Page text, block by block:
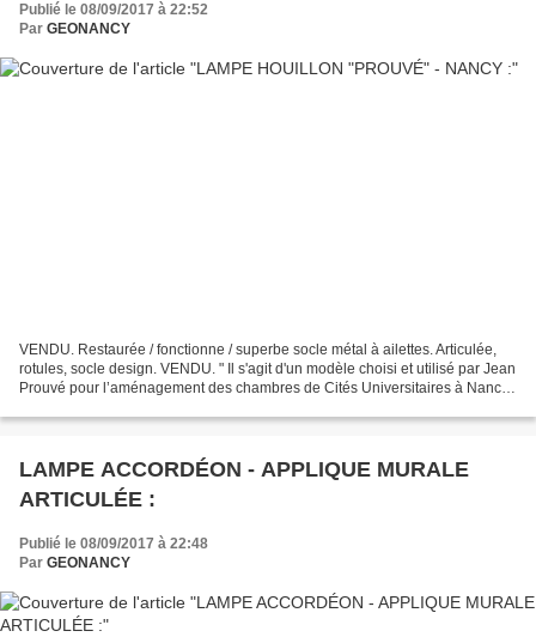
Publié le 08/09/2017 à 22:52
Par GEONANCY
VENDU. Restaurée / fonctionne / superbe socle métal à ailettes. Articulée,
rotules, socle design. VENDU. " Il s'agit d'un modèle choisi et utilisé par Jean
Prouvé pour l’aménagement des chambres de Cités Universitaires à Nancy.
LAMPE ACCORDÉON - APPLIQUE MURALE
ARTICULÉE :
Publié le 08/09/2017 à 22:48
Par GEONANCY